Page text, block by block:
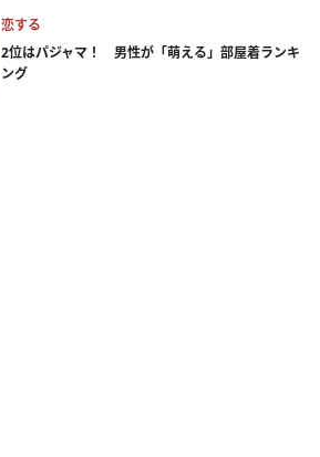
恋する
2位はパジャマ！ 男性が「萌える」部屋着ランキ
ング